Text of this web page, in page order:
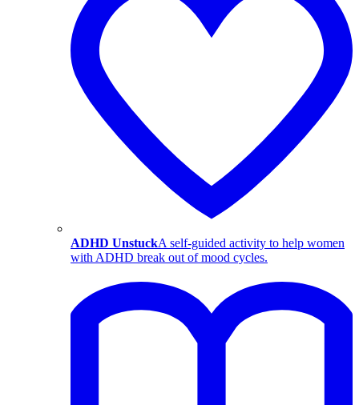
ADHD UnstuckA self-guided activity to help women
with ADHD break out of mood cycles.